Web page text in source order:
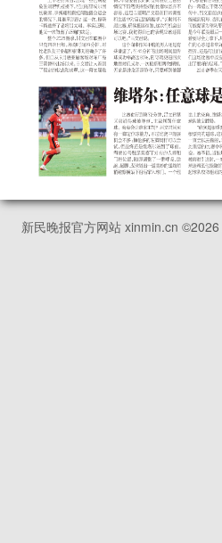
新民晚报官方网站 xinmin.cn ©2026